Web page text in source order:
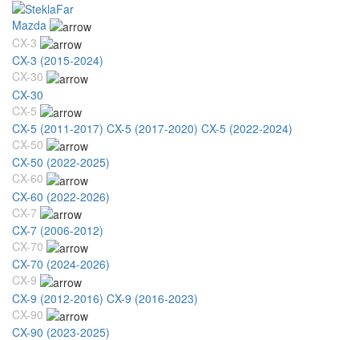
Mazda
CX-3
CX-3 (2015-2024)
CX-30
CX-30
CX-5
CX-5 (2011-2017) CX-5 (2017-2020) CX-5 (2022-2024)
CX-50
CX-50 (2022-2025)
CX-60
CX-60 (2022-2026)
CX-7
CX-7 (2006-2012)
CX-70
CX-70 (2024-2026)
CX-9
CX-9 (2012-2016) CX-9 (2016-2023)
CX-90
CX-90 (2023-2025)